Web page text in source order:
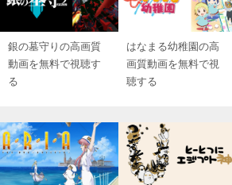
銀の墓守りの高画質
動画を無料で視聴す
る
はなまる幼稚園の高
画質動画を無料で視
聴する